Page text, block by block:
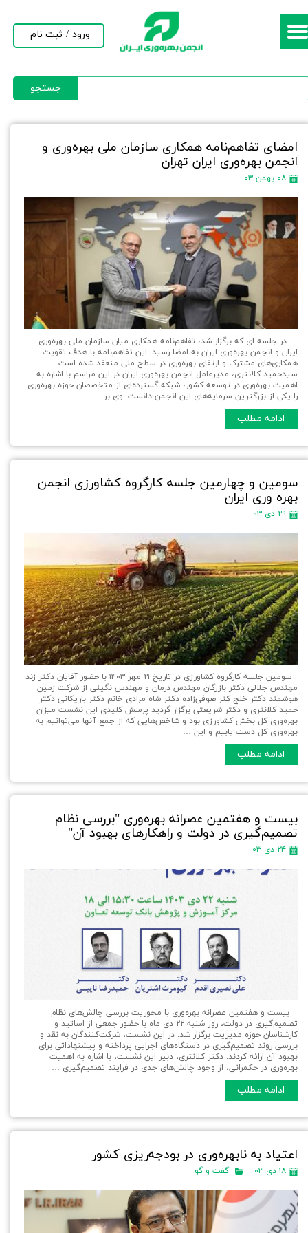
جستجو
ورود / ثبت نام
حساب کاربری من
خروج از حساب کاربری
امضای تفاهم‌نامه همکاری سازمان ملی بهره‌وری و
انجمن بهره‌وری ایران تهران
۰۸ بهمن ۰۳
در جلسه ای که برگزار شد، تفاهم‌نامه همکاری میان سازمان ملی بهره‌وری
ایران و انجمن بهره‌وری ایران به امضا رسید. این تفاهم‌نامه با هدف تقویت
همکاری‌های مشترک و ارتقای بهره‌وری در سطح ملی منعقد شده است.
سیدحمید کلانتری، مدیرعامل انجمن بهره‌وری ایران در این مراسم با اشاره به
اهمیت بهره‌وری در توسعه کشور، شبکه گسترده‌ای از متخصصان حوزه بهره‌وری
را یکی از بزرگترین سرمایه‌های این انجمن دانست. وی بر …
ادامه مطلب
سومین و چهارمین جلسه کارگروه کشاورزی انجمن
بهره وری ایران
۲۹ دی ۰۳
سومین جلسه کارگروه کشاورزی در تاریخ ۲۱ مهر ۱۴۰۳ با حضور آقایان دکتر زند
مهندس جلالی دکتر بازرگان مهندس درمان و مهندس نگینی از شرکت زمین
هوشمند دکتر خلج کتر صوفی‌زاده دکتر شاه مرادی خانم دکتر باریکانی دکتر
حمید کلانتری و دکتر شریعتی برگزار گردید پرسش کلیدی این نشست میزان
بهره‌وری کل بخش کشاورزی بود و شاخص‌هایی که از جمع آنها می‌توانیم به
بهره‌وری کل دست یابیم و این …
ادامه مطلب
بیست و هفتمین عصرانه بهره‌وری "بررسی نظام
تصمیم‌گیری در دولت و راهکارهای بهبود آن"
۲۴ دی ۰۳
بیست و هفتمین عصرانه بهره‌وری با محوریت بررسی چالش‌های نظام
تصمیم‌گیری در دولت، روز شنبه ۲۲ دی ماه با حضور جمعی از اساتید و
کارشناسان حوزه مدیریت برگزار شد. در این نشست، شرکت‌کنندگان به نقد و
بررسی روند تصمیم‌گیری در دستگاه‌های اجرایی پرداخته و پیشنهاداتی برای
بهبود آن ارائه کردند. دکتر کلانتری، دبیر این نشست، با اشاره به اهمیت
بهره‌وری در حکمرانی، از وجود چالش‌های جدی در فرایند تصمیم‌گیری …
ادامه مطلب
اعتیاد به نابهره‌وری در بودجه‌ریزی کشور
۱۸ دی ۰۳ گفت و گو